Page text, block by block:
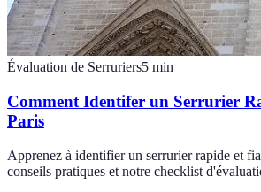
Évaluation de Serruriers5 min
Comment Identifer un Serrurier
Paris
Apprenez à identifier un serrurier rapide et
conseils pratiques et notre checklist